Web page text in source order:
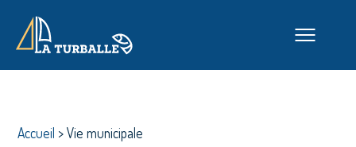
Accueil >Vie municipale